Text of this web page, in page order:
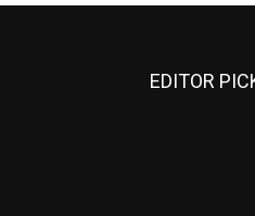
EDITOR